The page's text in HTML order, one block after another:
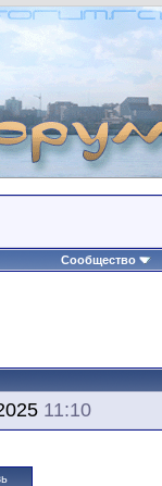
Сообщество
11:10